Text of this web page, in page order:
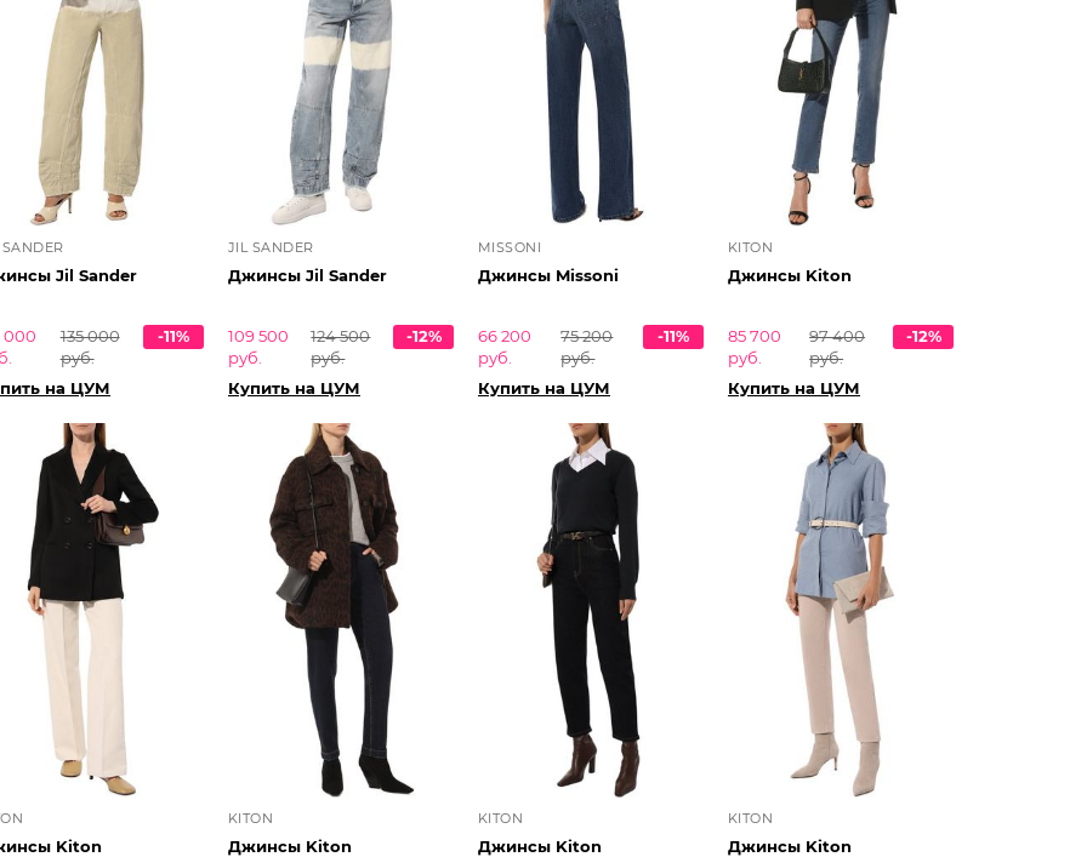
Jil Sander
000
135 000
руб.
-11%
на ЦУМ
JIL SANDER
Джинсы Jil Sander
109 500
руб.
124 500
руб.
-12%
Купить на ЦУМ
MISSONI
Джинсы Missoni
66 200
руб.
75 200
руб.
-11%
Купить на ЦУМ
KITON
Джинсы Kiton
85 700
руб.
97 400
руб.
-12%
Купить на ЦУМ
Kiton
KITON
Джинсы Kiton
KITON
Джинсы Kiton
KITON
Джинсы Kiton